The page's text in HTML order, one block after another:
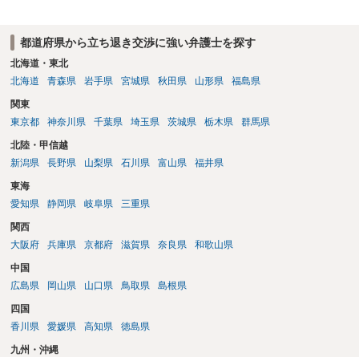
都道府県から立ち退き交渉に強い弁護士を探す
北海道・東北
北海道
青森県 岩手県 宮城県 秋田県 山形県 福島県
関東
東京都
神奈川県 千葉県 埼玉県 茨城県 栃木県 群馬県
北陸・甲信越
新潟県
長野県 山梨県 石川県 富山県 福井県
東海
愛知県
静岡県 岐阜県 三重県
関西
大阪府
兵庫県 京都府 滋賀県 奈良県 和歌山県
中国
広島県
岡山県 山口県 鳥取県 島根県
四国
香川県
愛媛県 高知県 徳島県
九州・沖縄